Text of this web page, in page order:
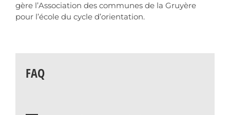
gère l’Association des communes de la Gruyère
pour l’école du cycle d’orientation.
FAQ